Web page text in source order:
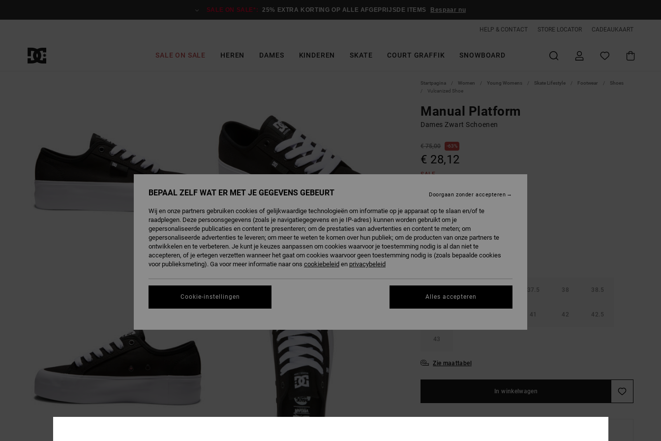
SALE ON SALE*: 25% EXTRA KORTING OP ALLE AFGEPRIJSDE ITEMS Bespaar nu
HELP & CONTACT STORE LOCATOR CADEAUKAART
SALE ON SALE HEREN DAMES KINDEREN SKATE COURT GRAFFIK SNOWBOARD
Startpagina Women Young Womens Skate Lifestyle Footwear
Shoes
Vulcanized Shoe
Manual Platform
Dames Zwart Schoenen
€ 75,00 63%
€ 28,12
SALE
Kleur Black/white
37.5 38 38.5
41 42 42.5
43
Zie maattabel
In winkelwagen
BEPAAL ZELF WAT ER MET JE GEGEVENS GEBEURT
Wij en onze partners gebruiken cookies of gelijkwaardige technologieën om informatie op je apparaat op te slaan en/of te
raadplegen. Deze persoonsgegevens (zoals je navigatiegegevens en je IP-adres) kunnen worden gebruikt om je
gepersonaliseerde publicaties en content te presenteren; om de prestaties van advertenties en content te meten; om
gepersonaliseerde advertenties te leveren; om meer te weten te komen over hun publiek; om de producten van onze partners te
ontwikkelen en te verbeteren. Je kunt je keuzes aanpassen om cookies waarvoor je toestemming nodig is al dan niet te
accepteren, of je ertegen verzetten wanneer het gaat om cookies waarvoor geen toestemming nodig is (zoals bepaalde cookies
voor publieksmeting). Ga voor meer informatie naar ons cookiebeleid en privacybeleid
Cookie-instellingen
Doorgaan zonder accepteren
Alles accepteren